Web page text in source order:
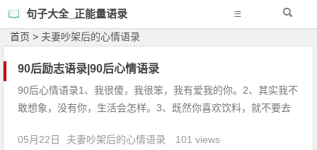
句子大全_正能量语录
首页 > 夫妻吵架后的心情语录
90后励志语录|90后心情语录
90后心情语录1、我很傻，我很笨，我有爱我的你。2、其实我不
敢想象，没有你，生活会怎样。3、既然你喜欢饮料，就不要去
一想到跟你说话，我会笑得跟白痴一样。6、我莫名奇妙的笑
05月22日 夫妻吵架后的心情语录 101 views